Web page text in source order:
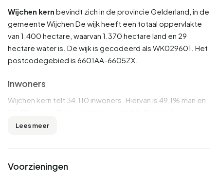
Wijchen kern bevindt zich in de provincie Gelderland , in de
gemeente Wijchen De wijk heeft een totaal oppervlakte
van 1.400 hectare, waarvan 1.370 hectare land en 29
hectare water is. De wijk is gecodeerd als WK029601. Het
postcodegebied is 6601AA-6605ZX.
Inwoners
Wijchen kern telt 34.110 inwoners. Hiervan is 49,1% man en
(28,6%). De overige leeftijden zijn 22,7% voor '65 jaar of
is verweduwd. 28.535 inwoners komen uit Nederland,
Lees meer
Voorzieningen